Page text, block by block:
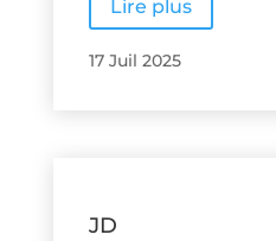
Lire plus
17 Juil 2025
JD